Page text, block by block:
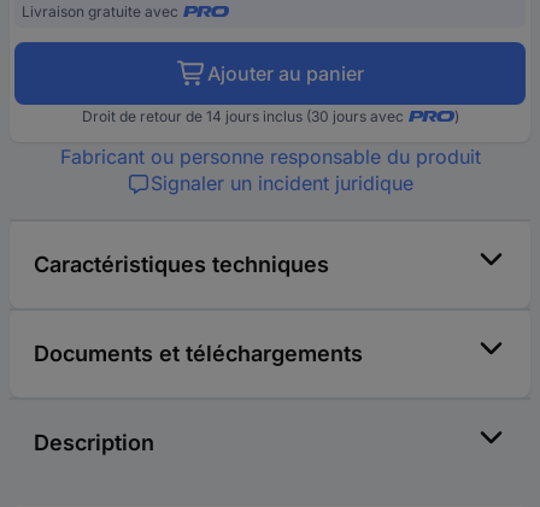
Livraison gratuite avec
Ajouter au panier
Droit de retour de 14 jours inclus (30 jours avec )
Fabricant ou personne responsable du produit
Signaler un incident juridique
Caractéristiques techniques
Documents et téléchargements
Description